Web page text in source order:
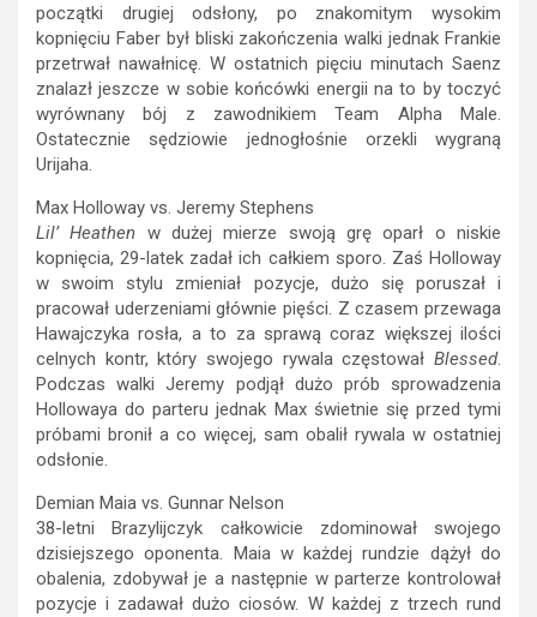
początki drugiej odsłony, po znakomitym wysokim
kopnięciu Faber był bliski zakończenia walki jednak Frankie
przetrwał nawałnicę. W ostatnich pięciu minutach Saenz
znalazł jeszcze w sobie końcówki energii na to by toczyć
wyrównany bój z zawodnikiem Team Alpha Male.
Ostatecznie sędziowie jednogłośnie orzekli wygraną
Urijaha.
Max Holloway vs. Jeremy Stephens
Lil’ Heathen w dużej mierze swoją grę oparł o niskie
kopnięcia, 29-latek zadał ich całkiem sporo. Zaś Holloway
w swoim stylu zmieniał pozycje, dużo się poruszał i
pracował uderzeniami głównie pięści. Z czasem przewaga
Hawajczyka rosła, a to za sprawą coraz większej ilości
celnych kontr, który swojego rywala częstował Blessed.
Podczas walki Jeremy podjął dużo prób sprowadzenia
Hollowaya do parteru jednak Max świetnie się przed tymi
próbami bronił a co więcej, sam obalił rywala w ostatniej
odsłonie.
Demian Maia vs. Gunnar Nelson
38-letni Brazylijczyk całkowicie zdominował swojego
dzisiejszego oponenta. Maia w każdej rundzie dążył do
obalenia, zdobywał je a następnie w parterze kontrolował
pozycje i zadawał dużo ciosów. W każdej z trzech rund